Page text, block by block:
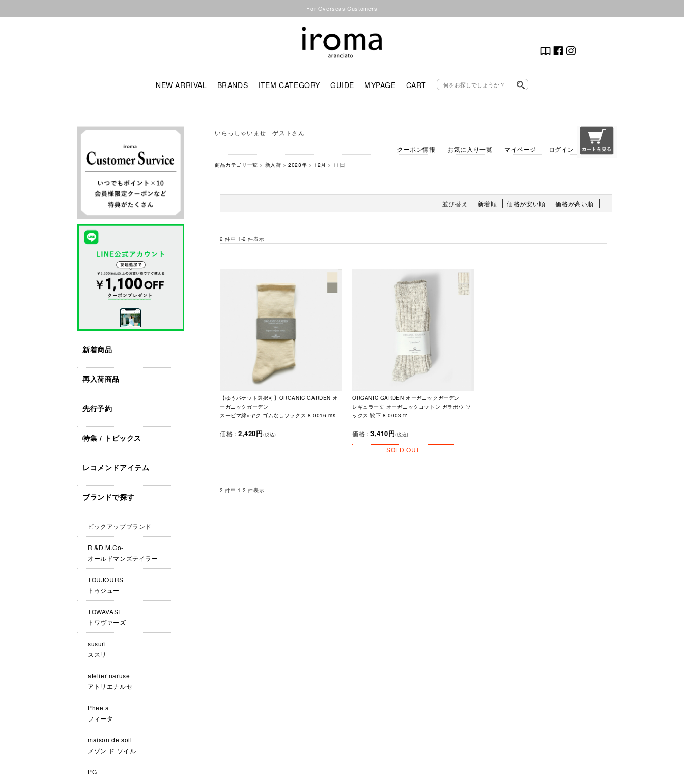
For Overseas Customers
NEW ARRIVAL BRANDS ITEM CATEGORY GUIDE MYPAGE CART
新着商品
再入荷商品
先行予約
特集 / トピックス
レコメンドアイテム
ブランドで探す
ピックアップブランド
R &D.M.Co-
オールドマンズテイラー
TOUJOURS
トゥジュー
TOWAVASE
トワヴァーズ
susuri
ススリ
atelier naruse
アトリエナルセ
Pheeta
フィータ
maison de soil
メゾン ド ソイル
PG
いらっしゃいませ ゲストさん
クーポン情報
お気に入り一覧 マイページ ログイン
商品カテゴリ一覧 > 新入荷 >2023年 > 12月 > 11日
並び替え 新着順 価格が安い順 価格が高い順
2 件中 1-2 件表示
【ゆうパケット選択可】ORGANIC GARDEN オ
ーガニックガーデン
スーピマ綿×ヤク ゴムなしソックス 8-0016-ms
価格 : 2,420円(税込)
ORGANIC GARDEN オーガニックガーデン
レギュラー丈 オーガニックコットン ガラボウ ソ
ックス 靴下 8-0003-tr
価格 : 3,410円(税込)
SOLD OUT
2 件中 1-2 件表示